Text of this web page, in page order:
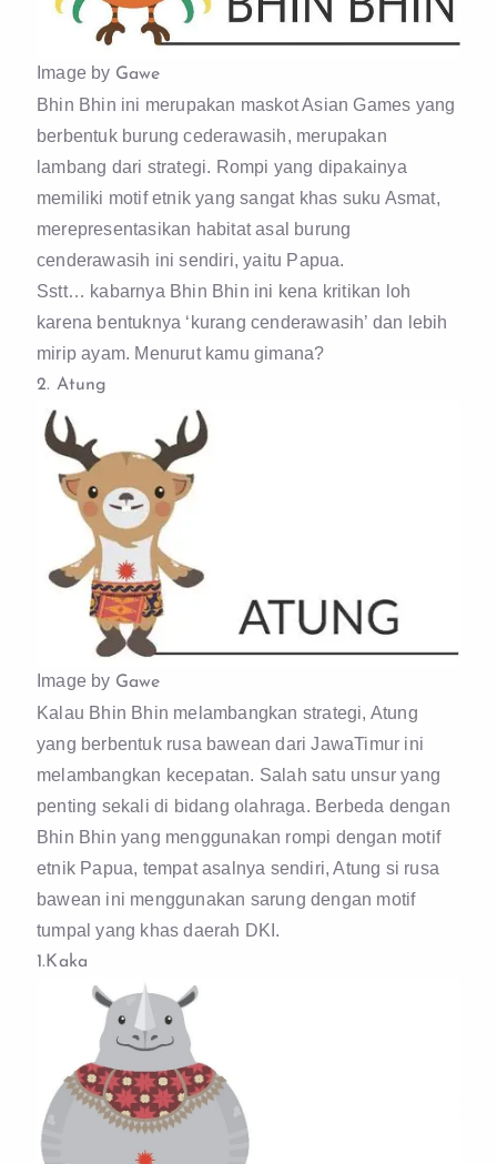
Image by Gawe
Bhin Bhin ini merupakan maskot Asian Games yang
berbentuk burung cederawasih, merupakan
lambang dari strategi. Rompi yang dipakainya
memiliki motif etnik yang sangat khas suku Asmat,
merepresentasikan habitat asal burung
cenderawasih ini sendiri, yaitu Papua.
Sstt… kabarnya Bhin Bhin ini kena kritikan loh
karena bentuknya ‘kurang cenderawasih’ dan lebih
mirip ayam. Menurut kamu gimana?
2. Atung
Image by Gawe
Kalau Bhin Bhin melambangkan strategi, Atung
yang berbentuk rusa bawean dari JawaTimur ini
melambangkan kecepatan. Salah satu unsur yang
penting sekali di bidang olahraga. Berbeda dengan
Bhin Bhin yang menggunakan rompi dengan motif
etnik Papua, tempat asalnya sendiri, Atung si rusa
bawean ini menggunakan sarung dengan motif
tumpal yang khas daerah DKI.
1.Kaka